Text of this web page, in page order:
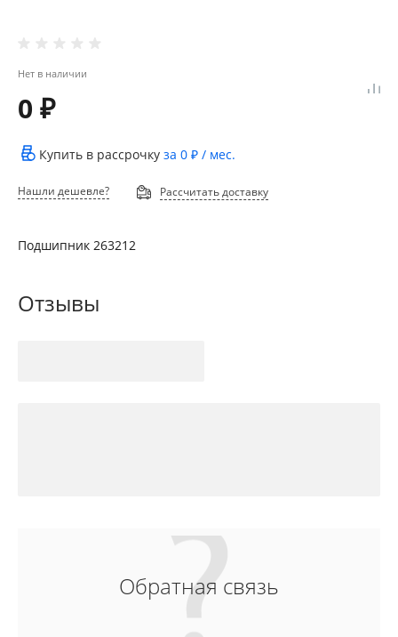
Нет в наличии
0 ₽
Купить в рассрочку за 0 ₽ / мес.
Нашли дешевле? Рассчитать доставку
Подшипник 263212
Отзывы
Обратная связь